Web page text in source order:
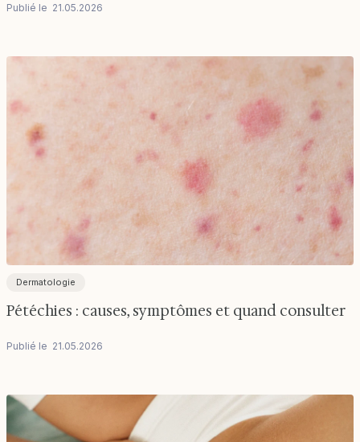
Publié le 21.05.2026
Dermatologie
Pétéchies : causes, symptômes et quand consulter
Publié le 21.05.2026